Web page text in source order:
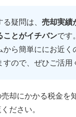
疑問は、 売却実績
ことがイチバンです。
から簡単ににお近く
すので、ぜひご活用
却にかかる税金を
ださい。